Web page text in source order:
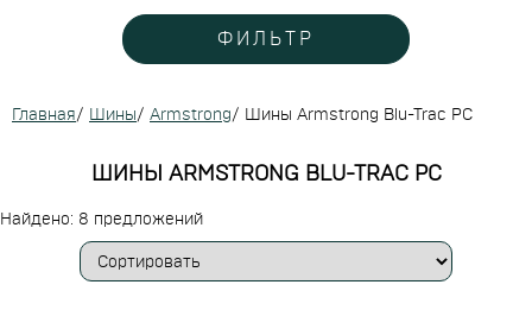
ФИЛЬТР
Главная/ Шины/ Armstrong/ Шины Armstrong Blu-Trac PC
ШИНЫ ARMSTRONG BLU-TRAC PC
Найдено: 8 предложений